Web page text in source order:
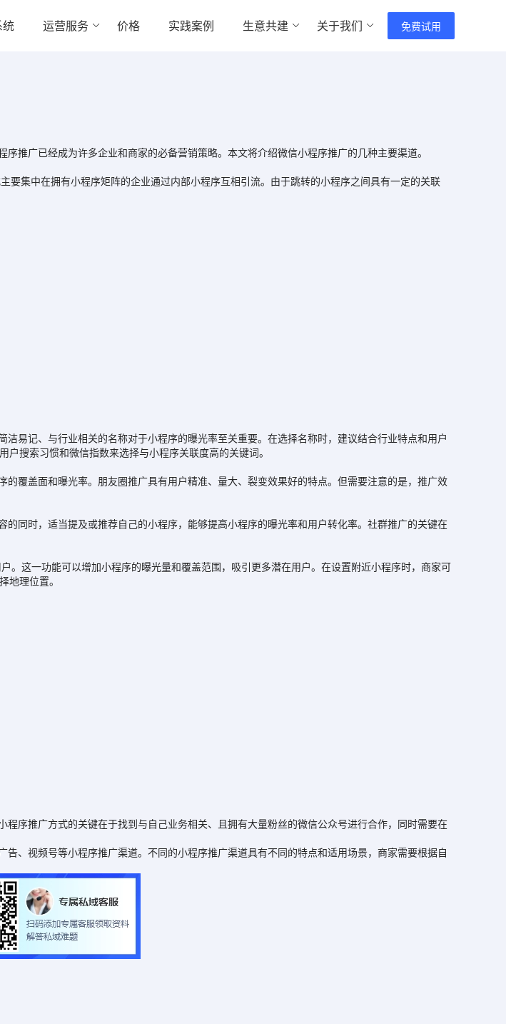
统 运营服务 价格 实践案例 生意共建 关于我们 免费试用
推广已经成为许多企业和商家的必备营销策略。本文将介绍微信小程序推广的几种主要渠道。
集中在拥有小程序矩阵的企业通过内部小程序互相引流。由于跳转的小程序之间具有一定的关联
记、与行业相关的名称对于小程序的曝光率至关重要。在选择名称时，建议结合行业特点和用户
搜索习惯和微信指数来选择与小程序关联度高的关键词。
盖面和曝光率。朋友圈推广具有用户精准、量大、裂变效果好的特点。但需要注意的是，推广效
时，适当提及或推荐自己的小程序，能够提高小程序的曝光率和用户转化率。社群推广的关键在
这一功能可以增加小程序的曝光量和覆盖范围，吸引更多潜在用户。在设置附近小程序时，商家可
地理位置。
推广方式的关键在于找到与自己业务相关、且拥有大量粉丝的微信公众号进行合作，同时需要在
视频号等小程序推广渠道。不同的小程序推广渠道具有不同的特点和适用场景，商家需要根据自